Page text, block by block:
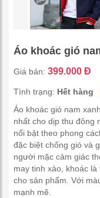
Áo khoác gió
Giá bán: 399.000 Đ
Tình trạng: Hết hàng
Áo khoác gió nam
nhất cho dịp thu đông
nổi bật theo phong
đặc biệt chống gió và
người mặc cảm giác
may tinh xảo, khoác
cho sản phẩm. Với
mạnh mẽ.